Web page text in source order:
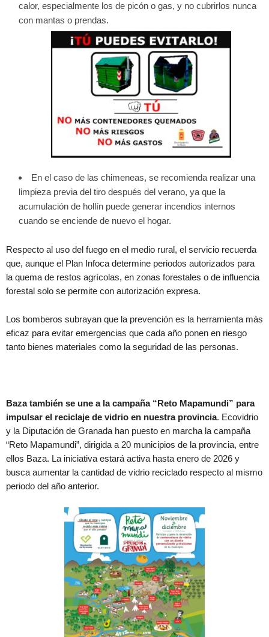
calor, especialmente los de picón o gas, y no cubrirlos nunca
con mantas o prendas.
En el caso de las chimeneas, se recomienda realizar una
limpieza previa del tiro después del verano, ya que la
acumulación de hollín puede generar incendios internos
cuando se enciende de nuevo el hogar.
Respecto al uso del fuego en el medio rural, el servicio recuerda
que, aunque el Plan Infoca determine periodos autorizados para
la quema de restos agrícolas, en zonas forestales o de influencia
forestal solo se permite con autorización expresa.
Los bomberos subrayan que la prevención es la herramienta más
eficaz para evitar emergencias que cada año ponen en riesgo
tanto bienes materiales como la seguridad de las personas.
Baza también se une a la campaña “Reto Mapamundi” para
impulsar el reciclaje de vidrio en nuestra provincia. Ecovidrio
y la Diputación de Granada han puesto en marcha la campaña
“Reto Mapamundi”, dirigida a 20 municipios de la provincia, entre
ellos Baza. La iniciativa estará activa hasta enero de 2026 y
busca aumentar la cantidad de vidrio reciclado respecto al mismo
periodo del año anterior.